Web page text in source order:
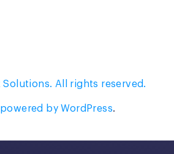
All rights reserved.
by WordPress.